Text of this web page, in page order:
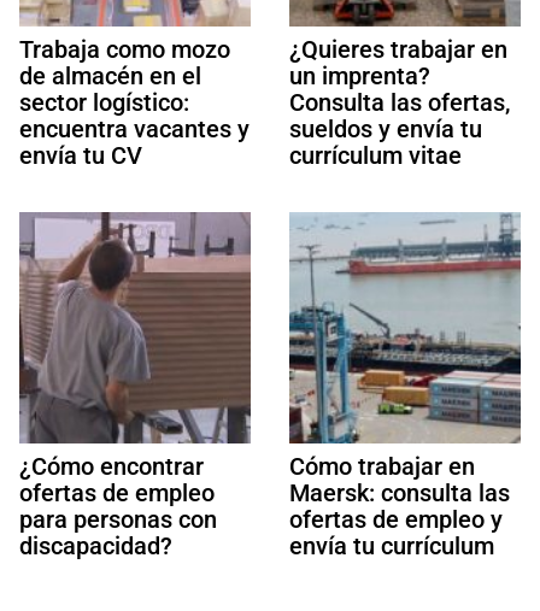
Trabaja como mozo
de almacén en el
sector logístico:
encuentra vacantes y
envía tu CV
¿Quieres trabajar en
un imprenta?
Consulta las ofertas,
sueldos y envía tu
currículum vitae
¿Cómo encontrar
ofertas de empleo
para personas con
discapacidad?
Cómo trabajar en
Maersk: consulta las
ofertas de empleo y
envía tu currículum